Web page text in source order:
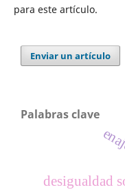
para este artículo.
Enviar un artículo
Palabras clave
desigualdad